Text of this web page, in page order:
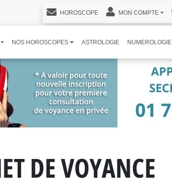
HOROSCOPE MON COMPTE
NOS HOROSCOPES ASTROLOGIE NUMEROLOGIE
DE VOYANCE